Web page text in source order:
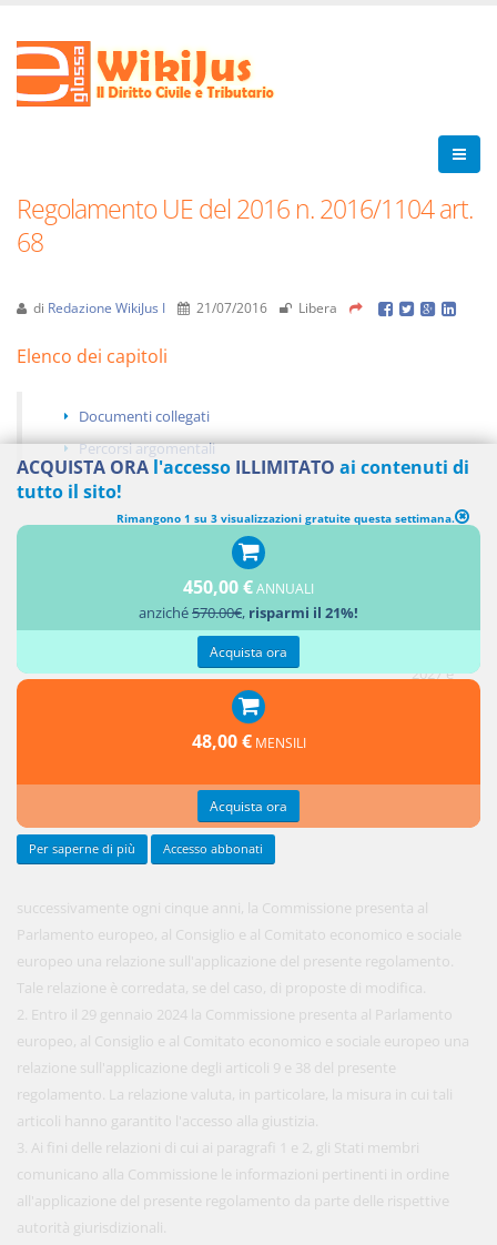
Regolamento UE del 2016 n. 2016/1104 art.
68
di Redazione WikiJus I 21/07/2016 Libera
Elenco dei capitoli
Documenti collegati
Percorsi argomentali
CLAUSOLA DI REVISIONE
2027 e
successivamente ogni cinque anni, la Commissione presenta al
Parlamento europeo, al Consiglio e al Comitato economico e sociale
europeo una relazione sull'applicazione del presente regolamento.
Tale relazione è corredata, se del caso, di proposte di modifica.
2. Entro il 29 gennaio 2024 la Commissione presenta al Parlamento
europeo, al Consiglio e al Comitato economico e sociale europeo una
relazione sull'applicazione degli articoli 9 e 38 del presente
regolamento. La relazione valuta, in particolare, la misura in cui tali
articoli hanno garantito l'accesso alla giustizia.
3. Ai fini delle relazioni di cui ai paragrafi 1 e 2, gli Stati membri
comunicano alla Commissione le informazioni pertinenti in ordine
all'applicazione del presente regolamento da parte delle rispettive
autorità giurisdizionali.
ACQUISTA ORA l'accesso ILLIMITATO ai contenuti di
tutto il sito!
Rimangono 1 su 3 visualizzazioni gratuite questa settimana.
450,00 €ANNUALI
anziché570.00€, risparmi il 21%!
Acquista ora
48,00 € MENSILI
Acquista ora
Per saperne di più Accesso abbonati